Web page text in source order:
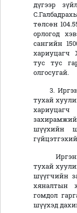
дүгээр
төлсөн
орлогод
сангийн
хариуцагч
тус тус
олгосугай.
3.
тухай
шүүхийн
Иргэний
тухай
шүүгчийн
хяналтын
гомдол
шүүхэд